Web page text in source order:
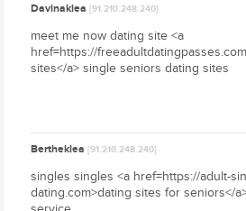
Davinaklea[91.210.248.240]
meet me now dating site <a
href=https://
sites</a> single seniors dating sites
Bertheklea[91.210.248.240]
singles singles <a href=https://adult-
dating.com>dating sites for seniors</